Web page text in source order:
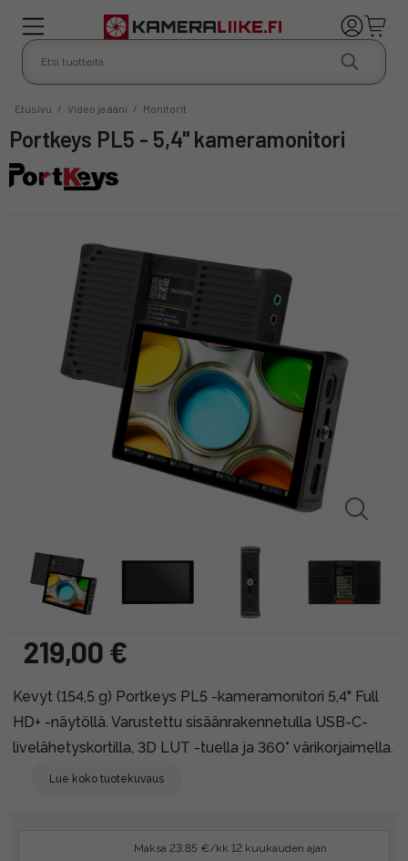
Etusivu / Video ja ääni / Monitorit
Portkeys PL5 - 5,4" kameramonitori
219,00 €
Kevyt (154,5 g) Portkeys PL5 -kameramonitori 5,4" Full
HD+ -näytöllä. Varustettu sisäänrakennetulla USB-C-
livelähetyskortilla, 3D LUT -tuella ja 360° värikorjaimella.
Lue koko tuotekuvaus
Maksa 23.85 €/kk 12 kuukauden ajan.